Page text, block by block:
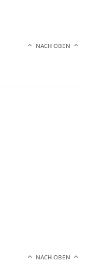
NACH OBEN
NACH OBEN